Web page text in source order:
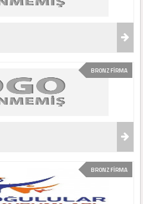
BRONZ FİRMA
BRONZ FİRMA